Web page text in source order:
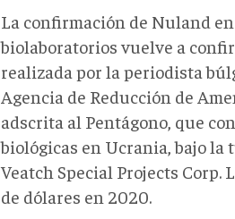
La confirmación de Nuland
biolaboratorios vuelve a
realizada por la periodista
Agencia de Reducción de
adscrita al Pentágono, que
biológicas en Ucrania, bajo la
Veatch Special Projects
de dólares en 2020.